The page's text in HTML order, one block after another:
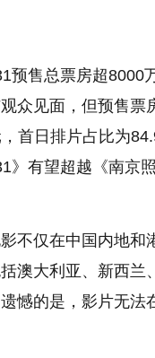
预售总票房超8000
众见面，但预售票
首日排片占比为
》有望超越《南京
不仅在中国内地和
澳大利亚、新西兰
憾的是，影片无